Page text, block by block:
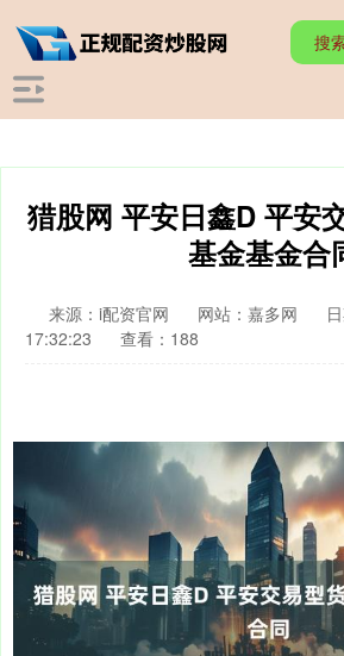
猎股网 平安日鑫D 平安
基金基金合
来源：i配资官网 网站：嘉多网
17:32:23
查看：188